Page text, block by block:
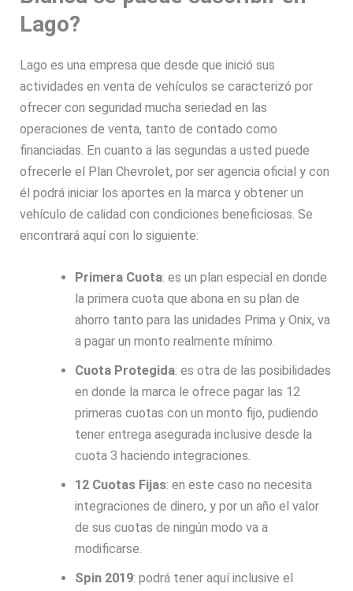
Lago?
Lago es una empresa que desde que inició sus
actividades en venta de vehículos se caracterizó por
ofrecer con seguridad mucha seriedad en las
operaciones de venta, tanto de contado como
financiadas. En cuanto a las segundas a usted puede
ofrecerle el Plan Chevrolet, por ser agencia oficial y con
él podrá iniciar los aportes en la marca y obtener un
vehículo de calidad con condiciones beneficiosas. Se
encontrará aquí con lo siguiente:
Primera Cuota: es un plan especial en donde
la primera cuota que abona en su plan de
ahorro tanto para las unidades Prima y Onix, va
a pagar un monto realmente mínimo.
Cuota Protegida: es otra de las posibilidades
en donde la marca le ofrece pagar las 12
primeras cuotas con un monto fijo, pudiendo
tener entrega asegurada inclusive desde la
cuota 3 haciendo integraciones.
12 Cuotas Fijas: en este caso no necesita
integraciones de dinero, y por un año el valor
de sus cuotas de ningún modo va a
modificarse.
Spin 2019: podrá tener aquí inclusive el